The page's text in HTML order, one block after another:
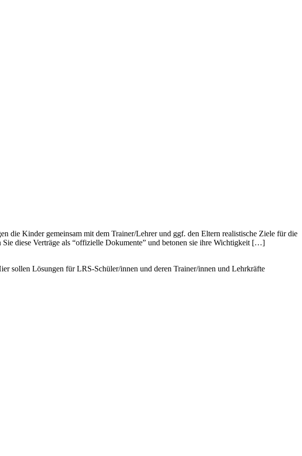
die Kinder gemeinsam mit dem Trainer/Lehrer und ggf. den Eltern realistische Ziele für die
Sie diese Verträge als “offizielle Dokumente” und betonen sie ihre Wichtigkeit […]
sollen Lösungen für LRS-Schüler/innen und deren Trainer/innen und Lehrkräfte